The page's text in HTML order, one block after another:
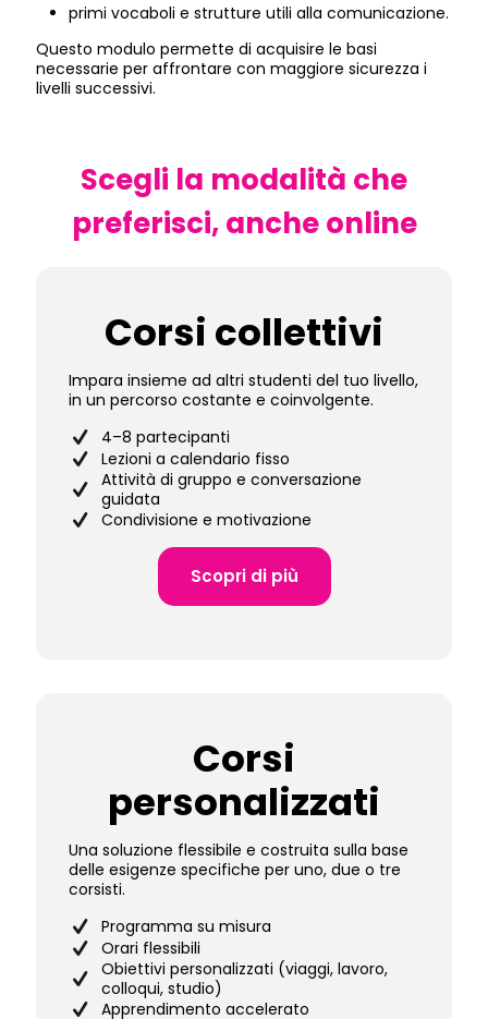
primi vocaboli e strutture utili alla comunicazione.
Questo modulo permette di acquisire le basi
necessarie per affrontare con maggiore sicurezza i
livelli successivi.
Scegli la modalità che
preferisci, anche online
Corsi collettivi
Impara insieme ad altri studenti del tuo livello,
in un percorso costante e coinvolgente.
4–8 partecipanti
Lezioni a calendario fisso
Attività di gruppo e conversazione
guidata
Condivisione e motivazione
Scopri di più
Corsi
personalizzati
Una soluzione flessibile e costruita sulla base
delle esigenze specifiche per uno, due o tre
corsisti.
Programma su misura
Orari flessibili
Obiettivi personalizzati (viaggi, lavoro,
colloqui, studio)
Apprendimento accelerato